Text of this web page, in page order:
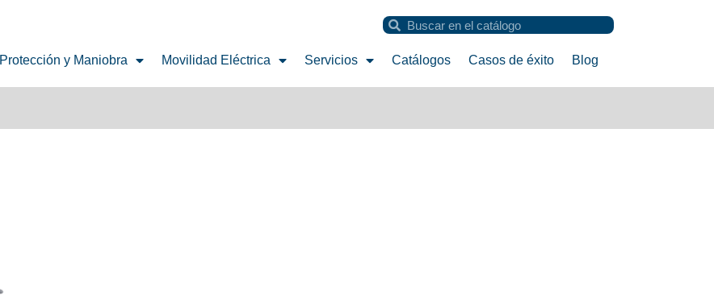
Protección y Maniobra Movilidad Eléctrica Servicios Catálogos Casos de éxito Blog